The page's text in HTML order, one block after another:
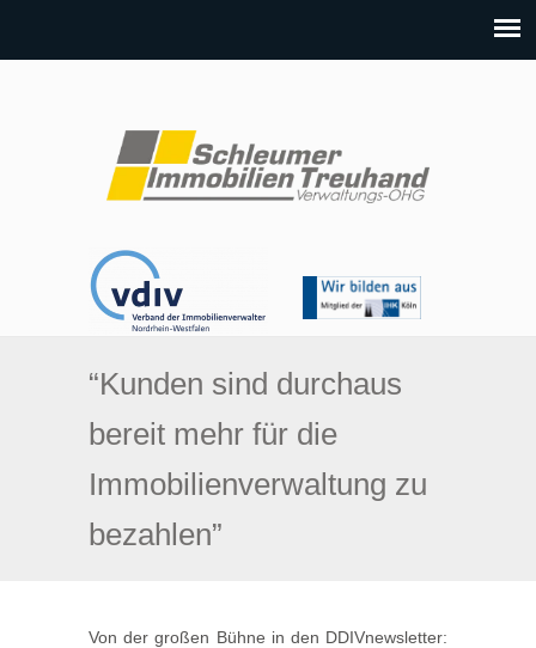
“Kunden sind durchaus
bereit mehr für die
Immobilienverwaltung zu
bezahlen”
Von der großen Bühne in den DDIVnewsletter: